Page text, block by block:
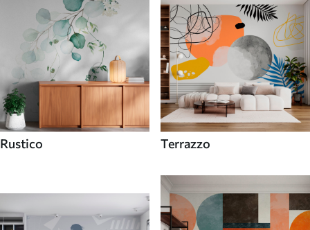
Rustico Terrazzo